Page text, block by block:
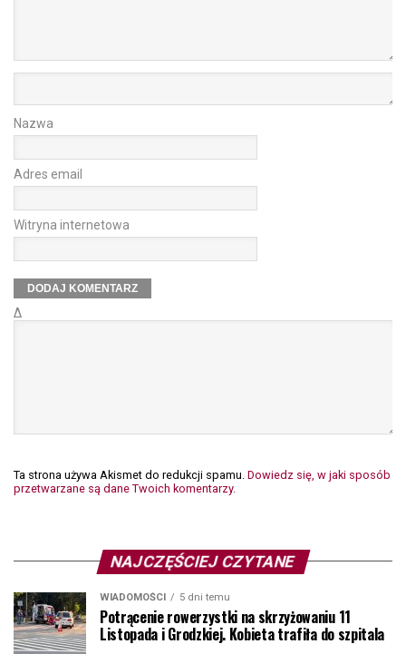
Nazwa
Adres email
Witryna internetowa
Δ
Ta strona używa Akismet do redukcji spamu. Dowiedz się, w jaki sposób
przetwarzane są dane Twoich komentarzy.
NAJCZĘŚCIEJ CZYTANE
WIADOMOŚCI 5 dni temu
Potrącenie rowerzystki na skrzyżowaniu 11
Listopada i Grodzkiej. Kobieta trafiła do szpitala